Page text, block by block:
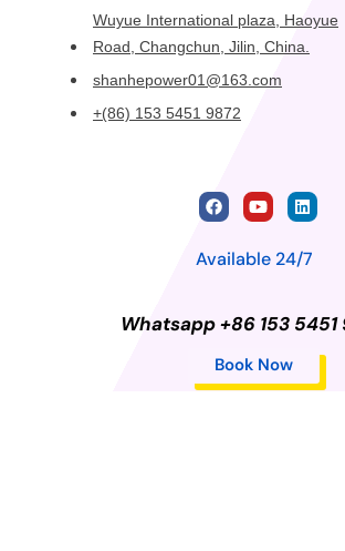
Wuyue International plaza, Haoyue
Road, Changchun, Jilin, China.
shanhepower01@163.com
+(86) 153 5451 9872
Available 24/7
Whatsapp +86 153 5451
Book Now